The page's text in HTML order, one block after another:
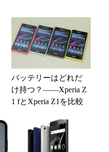
バッテリーはどれだ
け持つ？――Xperia Z
1 fとXperia Z1を比較